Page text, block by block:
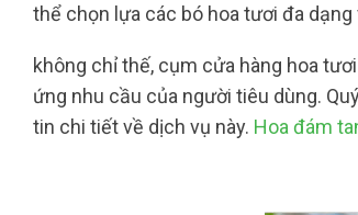
thể chọn lựa các bó hoa tươi đa
không chỉ thế, cụm cửa hàng hoa
ứng nhu cầu của người tiêu dùng.
tin chi tiết về dịch vụ này. Hoa đám